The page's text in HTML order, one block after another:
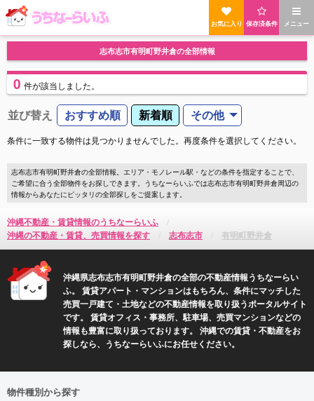
メニュー
保存済条件
お気に入り
志布志市有明町野井倉の全部情報
0 件が該当しました。
並び替え おすすめ順 新着順 その他
条件に一致する物件は見つかりませんでした。再度条件を選択してください。
志布志市有明町野井倉の全部情報。エリア・モノレール駅・などの条件を指定することで、
ご希望に合う全部物件をお探しできます。うちなーらいふでは志布志市有明町野井倉周辺の
情報からあなたにピッタリの全部探しをご提案します。
沖縄不動産・賃貸情報のうちなーらいふ
沖縄の不動産・賃貸、売買情報を探す
志布志市 有明町野井倉
沖縄県志布志市有明町野井倉の全部の不動産情報うちなーらい
ふ。 賃貸アパート・マンションはもちろん、条件にマッチした
売買一戸建て・土地などの不動産情報を取り扱うポータルサイト
です。 賃貸オフィス・事務所、駐車場、売買マンションなどの
情報も豊富に取り扱っております。 沖縄での賃貸・不動産をお
探しなら、うちなーらいふにお任せください。
物件種別から探す